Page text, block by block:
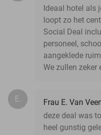
Ideaal hotel als
loopt zo het
Social Deal
personeel,
aangeklede
We zullen zeker
E.
Frau E. Van
deze deal was
heel gunstig